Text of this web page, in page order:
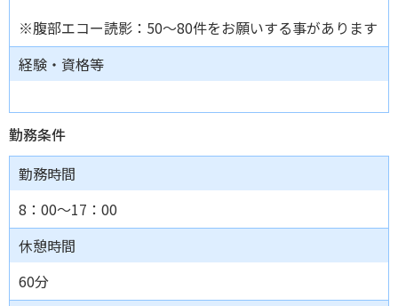
※腹部エコー読影：50～80件をお願いする事があります
経験・資格等
勤務条件
勤務時間
8：00〜17：00
休憩時間
60分